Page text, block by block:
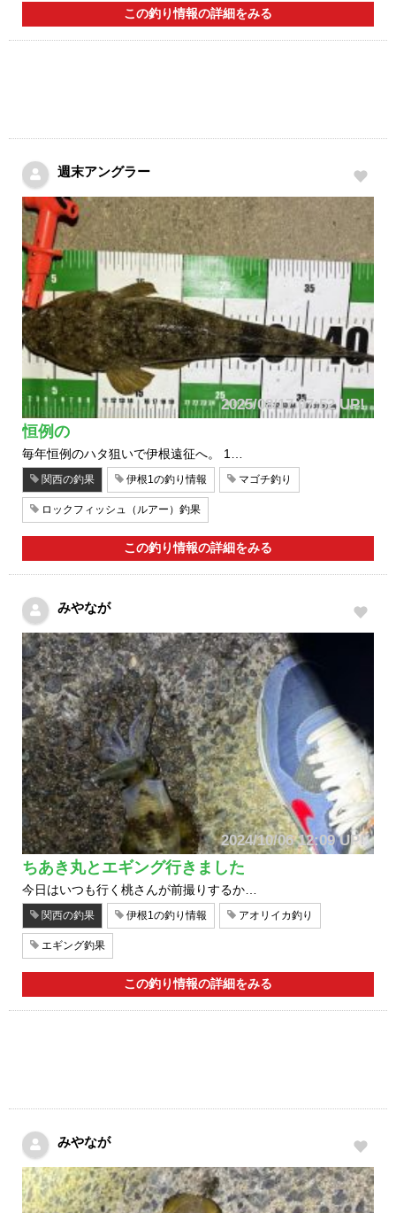
この釣り情報の詳細をみる
週末アングラー
2025/08/17 07:52 UP!
恒例の
毎年恒例のハタ狙いで伊根遠征へ。 1…
関西の釣果 伊根1の釣り情報 マゴチ釣り
ロックフィッシュ（ルアー）釣果
この釣り情報の詳細をみる
みやなが
2024/10/06 12:09 UP!
ちあき丸とエギング行きました
今日はいつも行く桃さんが前撮りするか…
関西の釣果 伊根1の釣り情報 アオリイカ釣り
エギング釣果
この釣り情報の詳細をみる
みやなが